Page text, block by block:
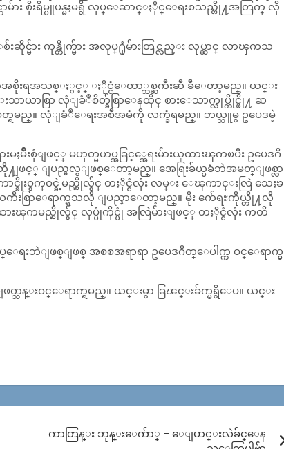
ား စိုးရိမ္ပူပန္မႈမရွိ လုပ္ေဆာင္ႏိုင္ေရးစသည္တို႔အတြက္ လို
မ်ား ကုန္တိုက္မ်ား အလုပ္႐ုံမ်ားတြင္လည္း လုပ္ဆာင္ လာၾကသ
အစိုးရအသစ္ႏွင့္ ႏိုင္ငံေတာ္သစ္ႀကီးဆီ ခ်ီေတာ့မည္။ ယင္း
ာယာစြာ လုံျခံဳစိတ္ခ်စြာေနထိုင္ စားေသာက္လုပ္ကိုင္ဖို႔ ဆ
တ္ရမည္။ လုံျခံဳေရးအစီအမံကို လက္ခံရမည္။ ဘယ္သူမွ ဥပေဒမဲ့
ႈမ်ိဳးစုံျဖင့္ မဟုတ္မဟပ္အခြင့္အေရးမ်ားယူထားၾကၿပီး ဥပေဒဂိ
႔ျဖင့္ ျပည္မလွျဖစ္ေတာ့မည္။ အေရြးခ်ယ္မခံဘဲအမတ္ျဖစ္လာ
ခိုးဝွက္ဝင္ခဲ့မည္ဆိုလွ်င္ တႏိုင္ငံလုံး လမ္း ေၾကာင္းလြဲ သေႏၶ
စြာေရာက္ရသလို ျပည္နာေတာ့မည္။ မိုး က်ေရႊကိုယ္တို႔လို
ယူထားၾကမည္ဆိုလွ်င္ လုပ္ပုံကိုင္ပုံ အလြဲမ်ားျဖင့္ တႏိုင္ငံလုံး ကတိ
ရးဘဲျဖစ္ျဖစ္ အစစအရာရာ ဥပေဒဂိတ္ေပါက္က ဝင္ေရာက္မွ
သန္းဝင္ေရာက္ရမည္။ ယင္းမွာ ခြၽင္းခ်က္မရွိေပ။ ယင္း
ကာတြန္း ဘုန္းေက်ာ္ – ေျပာင္းလဲခ်င္ေန